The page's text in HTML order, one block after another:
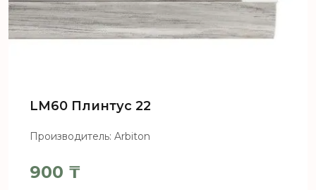
LM60 Плинтус 22
Производитель: Arbiton
900 ₸